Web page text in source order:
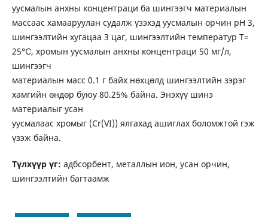
уусмалын анхны концентраци ба шингээгч материалын
массаас хамааруулан судалж үзэхэд уусмалын орчин pH 3,
шингээлтийн хугацаа 3 цаг, шингээлтийн температур T=
25℃, хромын уусмалын анхны концентраци 50 мг/л,
шингээгч
материалын масс 0.1 г байх нөхцөлд шингээлтийн зэрэг
хамгийн өндөр буюу 80.25% байна. Энэхүү шинэ
материалыг усан
уусмалаас хромыг (Cr(VI)) ялгахад ашиглах боломжтой гэж
үзэж байна.
Түлхүүр үг: адбсорбент, металлын ион, усан орчин,
шингээлтийн багтаамж